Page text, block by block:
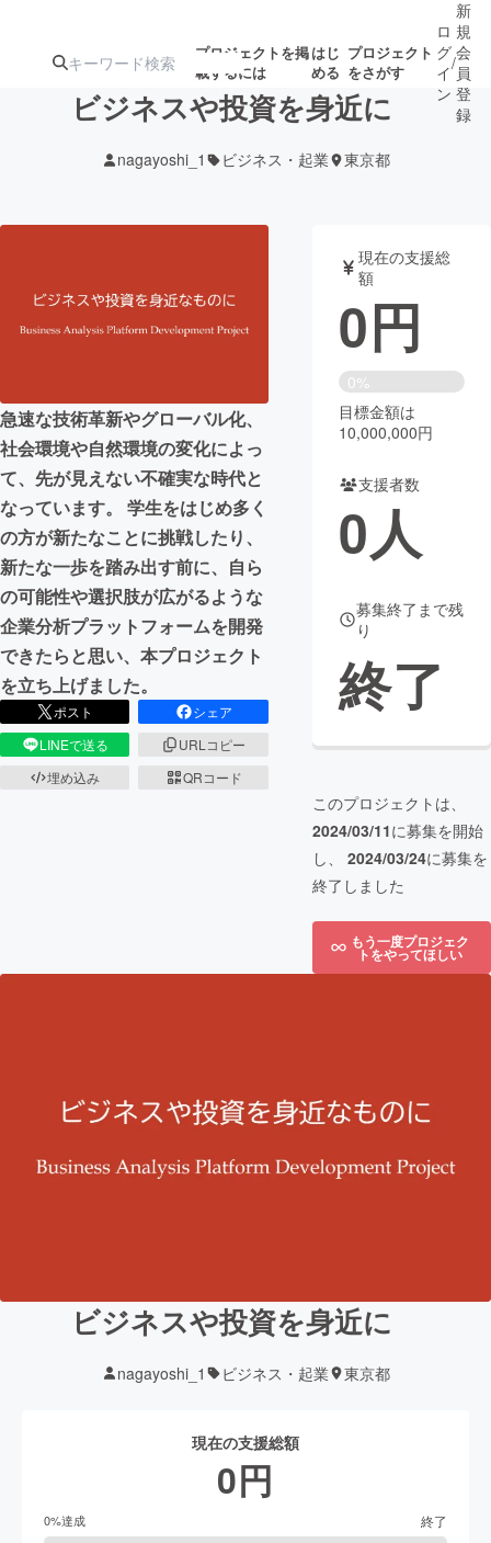
プロジェクトを掲
載するには
はじ
める
プロジェクト
をさがす
アート・写真
ゲーム・サ
映像・映画 書籍・雑誌
ビジネス・起業 チャレンジ
まちづくり・地域活性化
CAMPFIRE for Social Good
CAMPFIRE Creation
CAMPFIREふるさと納税machi-ya コミュニティ
ロ
グ
イ
ン
/
新
規
会
員
登
録
ビジネスや投資を身近に
nagayoshi_1 ビジネス・起業 東京都
急速な技術革新やグローバル化、
社会環境や自然環境の変化によっ
て、先が見えない不確実な時代と
なっています。 学生をはじめ多く
の方が新たなことに挑戦したり、
新たな一歩を踏み出す前に、自ら
の可能性や選択肢が広がるような
企業分析プラットフォームを開発
できたらと思い、本プロジェクト
を立ち上げました。
ポスト
シェア
LINEで送る
URLコピー
埋め込み
QRコード
現在の支援総
額
0円
0%
目標金額は
10,000,000円
支援者数
0人
募集終了まで残
り
終了
このプロジェクトは、
2024/03/11に募集を開始
し、 2024/03/24に募集を
終了しました
もう一度プロジェク
トをやってほしい
ビジネスや投資を身近に
nagayoshi_1 ビジネス・起業 東京都
現在の支援総額
0円
0%達成 終了